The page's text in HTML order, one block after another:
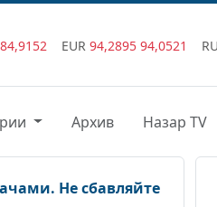
84,9152 EUR 94,2895 94,0521
Архив Назар TV
Не сбавляйте